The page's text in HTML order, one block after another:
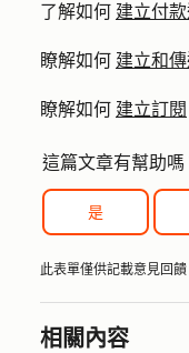
了解如何 建立付
瞭解如何 建立和
瞭解如何 建立訂閱
這篇文章有幫助嗎
是
此表單僅供記載意見回饋
相關內容